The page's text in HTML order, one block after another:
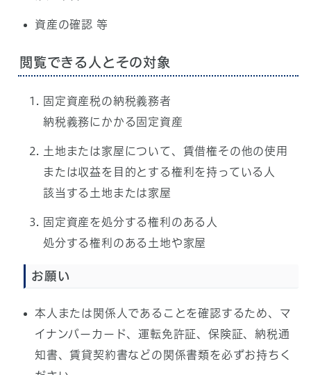
資産の確認 等
閲覧できる人とその対象
固定資産税の納税義務者
納税義務にかかる固定資産
土地または家屋について、賃借権その他の使用
または収益を目的とする権利を持っている人
該当する土地または家屋
固定資産を処分する権利のある人
処分する権利のある土地や家屋
お願い
本人または関係人であることを確認するため、マ
イナンバーカード、運転免許証、保険証、納税通
知書、賃貸契約書などの関係書類を必ずお持ちく